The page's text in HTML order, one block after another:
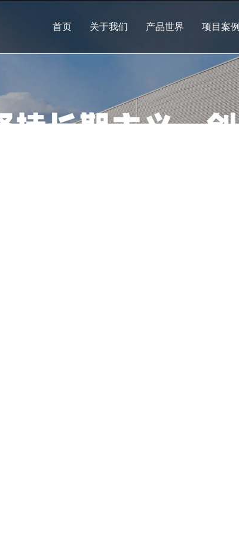
首页 关于我们 产品世界 项目案例